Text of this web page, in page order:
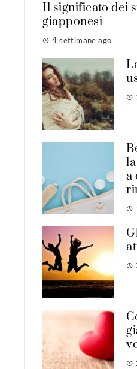
Il significato dei
giapponesi
4 settimane ago
a